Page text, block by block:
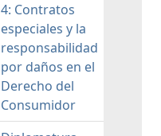
4: Contratos
especiales y la
responsabilidad
por daños en el
Derecho del
Consumidor